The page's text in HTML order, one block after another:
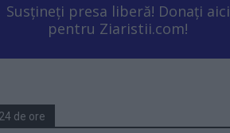
Susțineți presa liberă! Donați aici
pentru Ziaristii.com!
de ore